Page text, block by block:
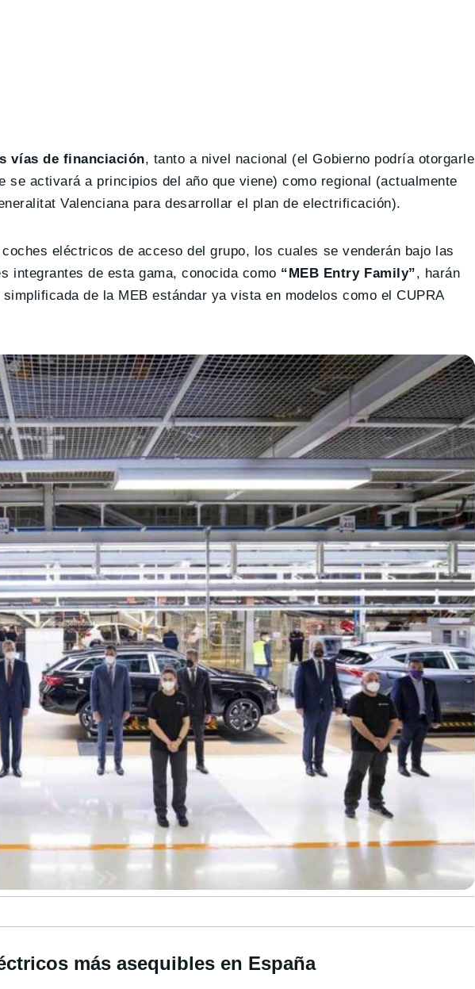
vías de financiación, tanto a nivel nacional (el Gobierno podría otorgarle
se activará a principios del año que viene) como regional (actualmente
Valenciana para desarrollar el plan de electrificación).
eléctricos de acceso del grupo, los cuales se venderán bajo las
integrantes de esta gama, conocida como “MEB Entry Family”, harán
de la MEB estándar ya vista en modelos como el CUPRA
más asequibles en España